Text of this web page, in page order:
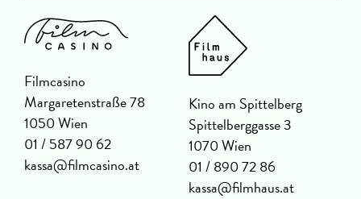
Filmcasino
Margaretenstraße 78
1050 Wien
01 / 587 90 62
kassa@filmcasino.at
Kino am Spittelberg
Spittelberggasse 3
1070 Wien
01 / 890 72 86
kassa@filmhaus.at